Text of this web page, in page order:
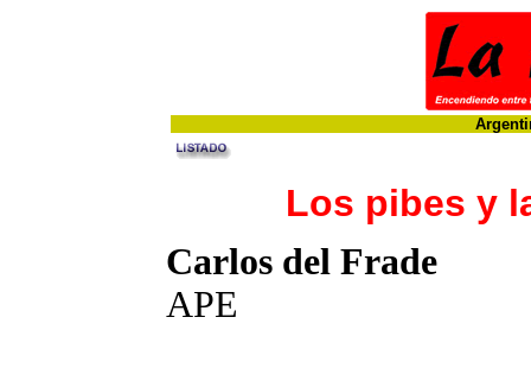
Los pibes y
Carlos del Frade
APE